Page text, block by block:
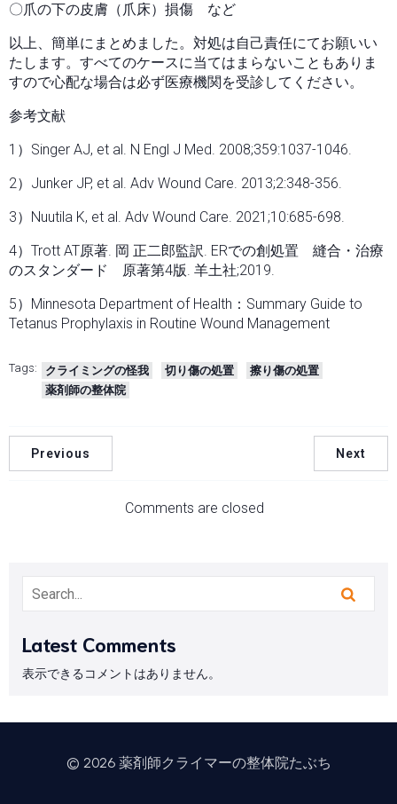
〇爪の下の皮膚（爪床）損傷 など
以上、簡単にまとめました。対処は自己責任にてお願いい
たします。すべてのケースに当てはまらないこともありま
すので心配な場合は必ず医療機関を受診してください。
参考文献
1）Singer AJ, et al. N Engl J Med. 2008;359:1037-1046.
2）Junker JP, et al. Adv Wound Care. 2013;2:348-356.
3）Nuutila K, et al. Adv Wound Care. 2021;10:685-698.
4）Trott AT原著. 岡 正二郎監訳. ERでの創処置 縫合・治療
のスタンダード 原著第4版. 羊土社;2019.
5）Minnesota Department of Health：Summary Guide to
Tetanus Prophylaxis in Routine Wound Management
Tags: クライミングの怪我 切り傷の処置
擦り傷の処置
薬剤師の整体院
Previous Next
Comments are closed
Latest Comments
表示できるコメントはありません。
© 2026 薬剤師クライマーの整体院たぶち